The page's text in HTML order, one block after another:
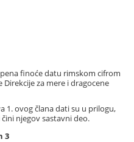
finoće datu rimskom cifrom
za mere i dragocene
1. ovog člana dati su u prilogu,
njegov sastavni deo.
3